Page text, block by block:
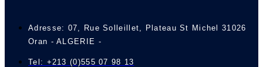
Adresse: 07, Rue Solleillet, Plateau St Michel 31026
Oran - ALGERIE -
Tel: +213 (0)555 07 98 13